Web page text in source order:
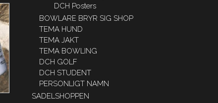
DCH Posters
BOWLARE BRYR SIG SHOP
TEMA HUND
TEMA JAKT
TEMA BOWLING
DCH GOLF
DCH STUDENT
PERSONLIGT NAMN
SADELSHOPPEN